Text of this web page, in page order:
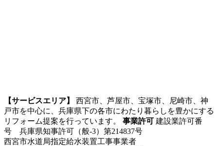
【サービスエリア】
西宮市、芦屋市、宝塚市、尼崎市、神
戸市を中心に、兵庫県下の各市にわたり暮らしを豊かにする
リフォーム提案を行っています。 事業許可 建設業許可番
号 兵庫県知事許可（般-3）第214837号
西宮市水道局指定給水装置工事事業者